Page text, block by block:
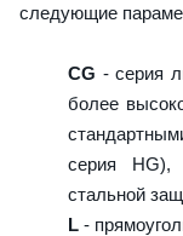
следующие
CG - серия
более
серия HG),
стальной
L -